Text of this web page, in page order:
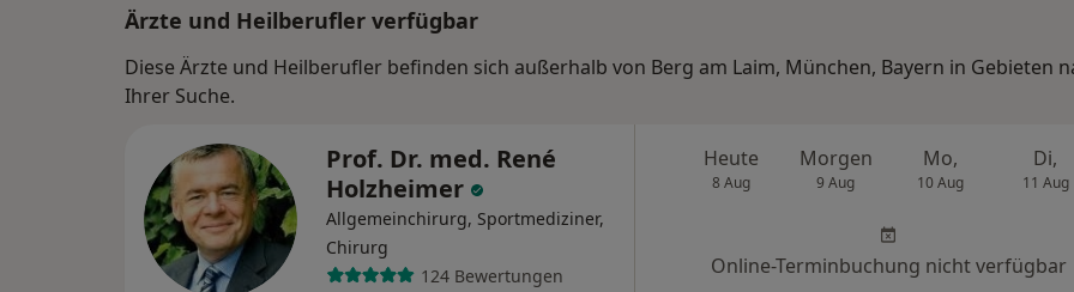
Ärzte und Heilberufler verfügbar
Diese Ärzte und Heilberufler befinden sich außerhalb von Berg am Laim, München, Bayern in Gebieten
Ihrer Suche.
Prof. Dr. med. René
Holzheimer
Allgemeinchirurg, Sportmediziner,
Chirurg
124 Bewertungen
Heute
8 Aug
Morgen
9 Aug
Mo,
10 Aug
Di,
11 Aug
Online-Terminbuchung nicht verfügbar